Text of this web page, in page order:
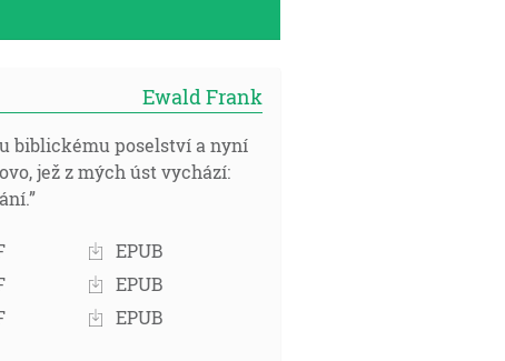
Ewald Frank
biblickému poselství a nyní
jež z mých úst vychází:
EPUB
EPUB
EPUB